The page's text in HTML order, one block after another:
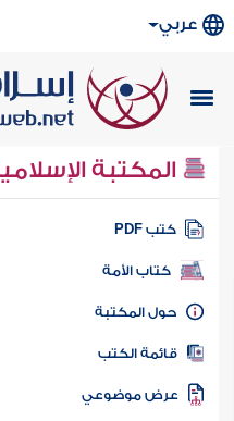
عربي
المكتبة
كتب PDF
كتاب الأمة
المكتبة
الكتب